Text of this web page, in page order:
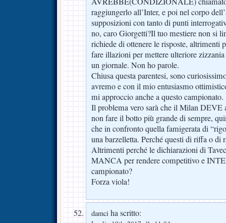
raggiungerlo all’Inter, e poi nel corpo
supposizioni con tanto di punti
no, caro Giorgetti?Il tuo mestiere non si
richiede di ottenere le risposte, altrimenti
fare illazioni per mettere ulteriore
un giornale. Non ho parole.
Chiusa questa parentesi, sono
avremo e con il mio entusiasmo
mi approccio anche a questo campionato.
Il problema vero sarà che il Milan DEVE
non fare il botto più grande di sempre,
che in confronto quella famigerata di
una barzelletta. Perché questi di riffa o di
Altrimenti perché le dichiarazioni di
MANCA per rendere competitivo e
campionato?
Forza viola!
damci ha scritto: